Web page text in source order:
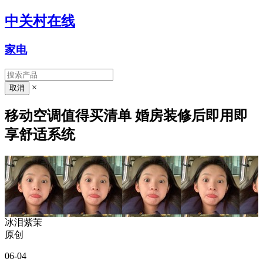
中关村在线
家电
×
移动空调值得买清单 婚房装修后即用即
享舒适系统
冰泪紫茉
原创
06-04